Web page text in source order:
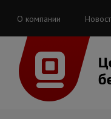
О компании